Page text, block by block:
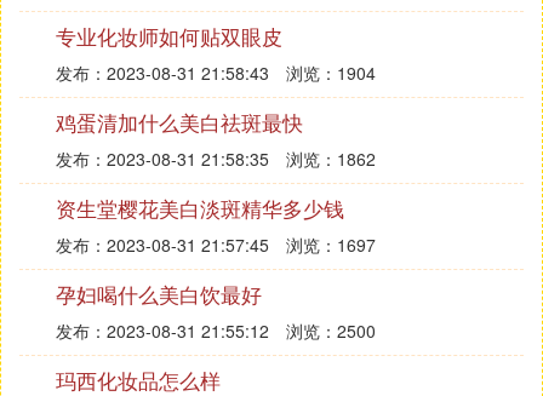
专业化妆师如何贴双眼皮
发布：2023-08-31 21:58:43 浏览：1904
鸡蛋清加什么美白祛斑最快
发布：2023-08-31 21:58:35 浏览：1862
资生堂樱花美白淡斑精华多少钱
发布：2023-08-31 21:57:45 浏览：1697
孕妇喝什么美白饮最好
发布：2023-08-31 21:55:12 浏览：2500
玛西化妆品怎么样